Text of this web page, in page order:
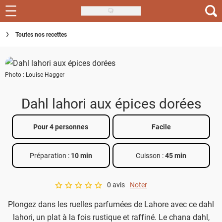
Skip
to
main
Recettes
Inspirations
Conseils
Menu de la semaine
Actus
Téléchargez l'app Saveurs Recettes
Index des recettes
Toutes nos recettes
Photo : Louise Hagger
Dahl lahori aux épices dorées
Pour 4 personnes Facile
Préparation : 10 min Cuisson :45 min
A star rating of 0 out of 5.
0 avis Noter
Plongez dans les ruelles parfumées de Lahore avec ce dahl
lahori, un plat à la fois rustique et raffiné. Le chana dahl,